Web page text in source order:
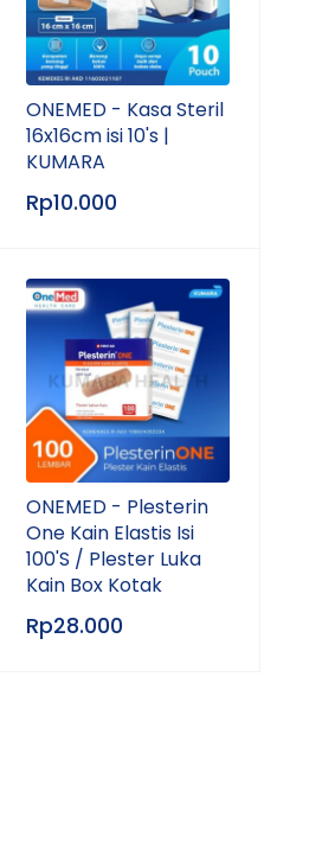
GEA - Urine Bag | Kantong
Urine 2 Liter
5.000 – Rp
ONEMED - Kasa Steril
16x16cm isi 10's |
KUMARA
Rp10.000
ONEMED - Plesterin
One Kain Elastis Isi
100'S / Plester Luka
Kain Box Kotak
Rp28.000